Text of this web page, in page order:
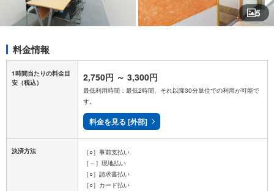
5
料金情報
1時間当たりの料金目
安 （税込） 2,750円 ～ 3,300円
最低利用時間：最低2時間、それ以降30分単位での利用が可能で
す。
料金を見る [外部]
決済方法
［○］事前支払い
［－］現地払い
［○］請求書払い
［○］カード払い